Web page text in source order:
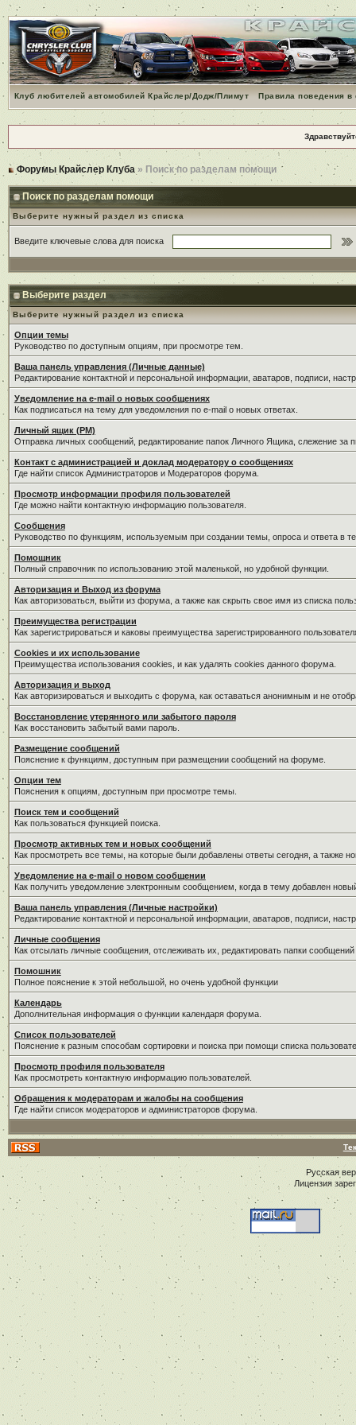
Клуб любителей автомобилей Крайслер/Додж/Плимут Правила поведения
Форумы Крайслер Клуба » Поиск по разделам помощи
Поиск по разделам помощи
Выберите нужный раздел из списка
Введите ключевые слова для поиска
Выберите раздел
Выберите нужный раздел из списка
Опции темы
Руководство по доступным опциям, при просмотре тем.
Ваша панель управления (Личные данные)
Редактирование контактной и персональной информации, аватаров, подписи,
Уведомление на e-mail о новых сообщениях
Как подписаться на тему для уведомления по e-mail о новых ответах.
Личный ящик (PM)
Отправка личных сообщений, редактирование папок Личного Ящика, слежение
Контакт с администрацией и доклад модератору о сообщениях
Где найти список Администраторов и Модераторов форума.
Просмотр информации профиля пользователей
Где можно найти контактную информацию пользователя.
Сообщения
Руководство по функциям, используемым при создании темы, опроса и ответа в
Помощник
Полный справочник по использованию этой маленькой, но удобной функции.
Авторизация и Выход из форума
Как авторизоваться, выйти из форума, а также как скрыть свое имя из списка
Преимущества регистрации
Как зарегистрироваться и каковы преимущества зарегистрированного
Cookies и их использование
Преимущества использования cookies, и как удалять cookies данного форума.
Авторизация и выход
Как авторизироваться и выходить с форума, как оставаться анонимным и не
Восстановление утерянного или забытого пароля
Как восстановить забытый вами пароль.
Размещение сообщений
Пояснение к функциям, доступным при размещении сообщений на форуме.
Опции тем
Пояснения к опциям, доступным при просмотре темы.
Поиск тем и сообщений
Как пользоваться функцией поиска.
Просмотр активных тем и новых сообщений
Как просмотреть все темы, на которые были добавлены ответы сегодня, а также
Уведомление на е-mail о новом сообщении
Как получить уведомление электронным сообщением, когда в тему добавлен
Ваша панель управления (Личные настройки)
Редактирование контактной и персональной информации, аватаров, подписи,
Личные сообщения
Как отсылать личные сообщения, отслеживать их, редактировать папки
Помошник
Полное пояснение к этой небольшой, но очень удобной функции
Календарь
Дополнительная информация о функции календаря форума.
Список пользователей
Пояснение к разным способам сортировки и поиска при помощи списка
Просмотр профиля пользователя
Как просмотреть контактную информацию пользователей.
Обращения к модераторам и жалобы на сообщения
Где найти список модераторов и администраторов форума.
Русская
Лицензия